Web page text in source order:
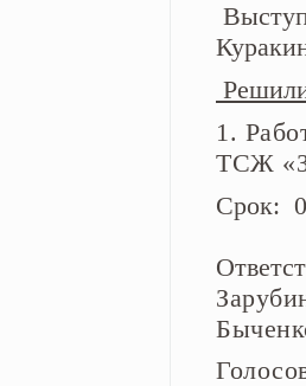
1.
ТСЖ
Срок: